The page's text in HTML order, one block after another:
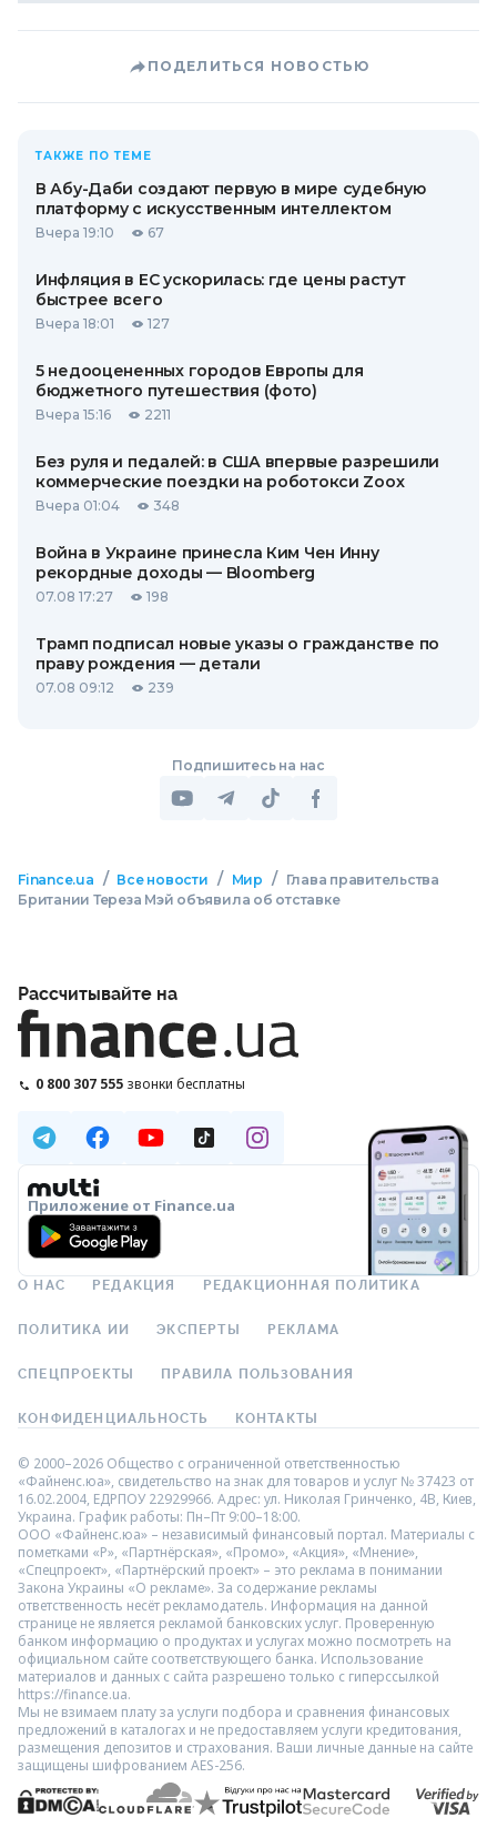
ПОДЕЛИТЬСЯ НОВОСТЬЮ
ТАКЖЕ ПО ТЕМЕ
В Абу-Даби создают первую в мире судебную
платформу с искусственным интеллектом
Вчера 19:10 67
Инфляция в ЕС ускорилась: где цены растут
быстрее всего
Вчера 18:01 127
5 недооцененных городов Европы для
бюджетного путешествия (фото)
Вчера 15:16 2211
Без руля и педалей: в США впервые разрешили
коммерческие поездки на роботокси Zoox
Вчера 01:04 348
Война в Украине принесла Ким Чен Инну
рекордные доходы — Bloomberg
07.08 17:27 198
Трамп подписал новые указы о гражданстве по
праву рождения — детали
07.08 09:12 239
Подпишитесь на нас
Finance.ua / Все новости / Мир /
Глава правительства
Британии Тереза Мэй объявила об отставке
Рассчитывайте на
0 800 307 555 звонки бесплатны
Приложение от Finance.ua
О НАС РЕДАКЦИЯ РЕДАКЦИОННАЯ ПОЛИТИКА
ПОЛИТИКА ИИ ЭКСПЕРТЫ РЕКЛАМА
СПЕЦПРОЕКТЫ ПРАВИЛА ПОЛЬЗОВАНИЯ
КОНФИДЕНЦИАЛЬНОСТЬ КОНТАКТЫ
© 2000–2026 Общество с ограниченной ответственностью
«Файненс.юа», свидетельство на знак для товаров и услуг № 37423 от
16.02.2004, ЕДРПОУ 22929966. Адрес: ул. Николая Гринченко, 4В, Киев,
Украина. График работы: Пн–Пт 9:00–18:00.
ООО «Файненс.юа» – независимый финансовый портал. Материалы с
пометками «Р», «Партнёрская», «Промо», «Акция», «Мнение»,
«Спецпроект», «Партнёрский проект» – это реклама в понимании
Закона Украины «О рекламе». За содержание рекламы
ответственность несёт рекламодатель. Информация на данной
странице не является рекламой банковских услуг. Проверенную
банком информацию о продуктах и услугах можно посмотреть на
официальном сайте соответствующего банка. Использование
материалов и данных с сайта разрешено только с гиперссылкой
https://finance.ua.
Мы не взимаем плату за услуги подбора и сравнения финансовых
предложений в каталогах и не предоставляем услуги кредитования,
размещения депозитов и страхования. Ваши личные данные на сайте
защищены шифрованием AES-256.